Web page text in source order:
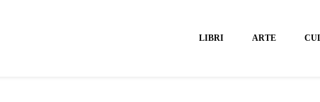
LIBRI ARTE